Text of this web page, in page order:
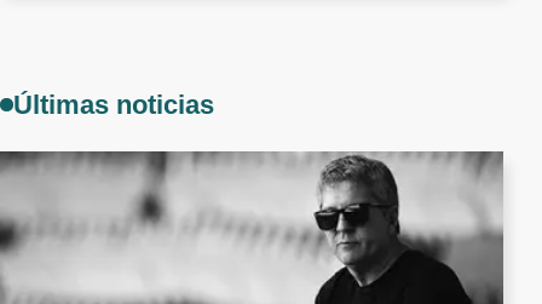
Últimas noticias